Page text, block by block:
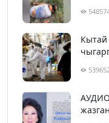
Кытай
АУДИО